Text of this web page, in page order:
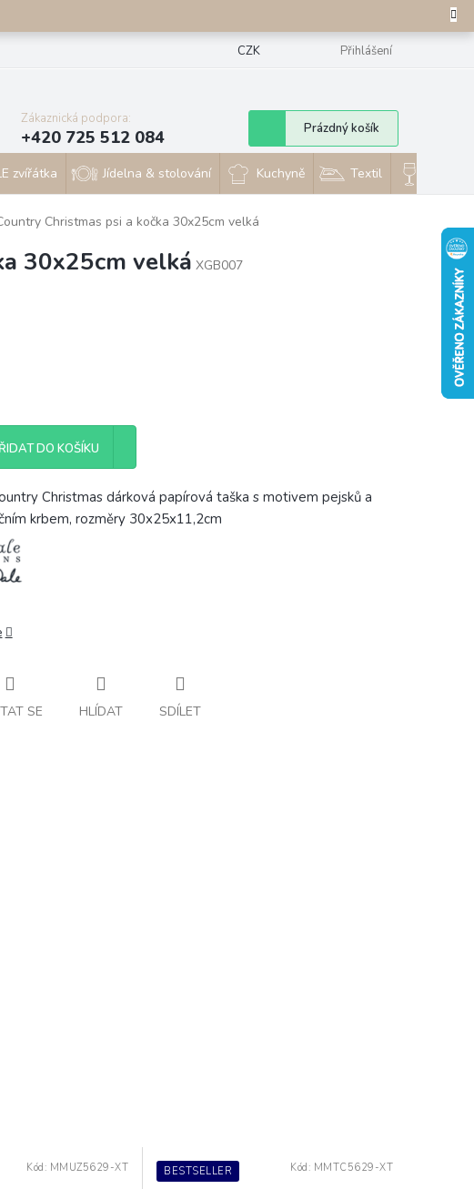
CZK Přihlášení
Zákaznická podpora:
+420 725 512 084
Nákupní
košík
Prázdný košík
zvířátka Jídelna & stolování Kuchyně Textil
Christmas psi a kočka 30x25cm velká
30x25cm velká XGB007
DO KOŠÍKU
Christmas dárková papírová taška s motivem pejsků a
krbem, rozměry 30x25x11,2cm
SE HLÍDAT SDÍLET
Kód: MMUZ5629-XT BESTSELLER Kód: MMTC5629-XT